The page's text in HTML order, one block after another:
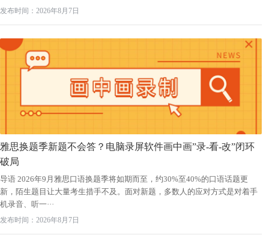
发布时间：2026年8月7日
雅思换题季新题不会答？电脑录屏软件画中画”录-看-改”闭环
破局
导语 2026年9月雅思口语换题季将如期而至，约30%至40%的口语话题更
新，陌生题目让大量考生措手不及。面对新题，多数人的应对方式是对着手
机录音、听一···
发布时间：2026年8月7日